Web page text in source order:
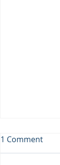
1 Comment